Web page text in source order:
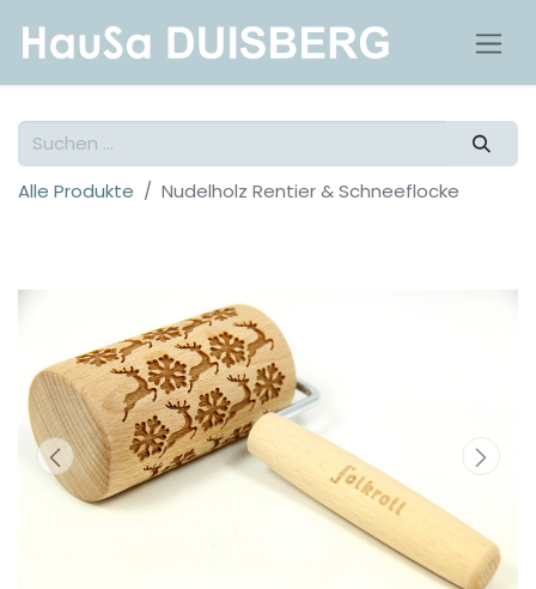
Alle Produkte Nudelholz Rentier & Schneeflocke